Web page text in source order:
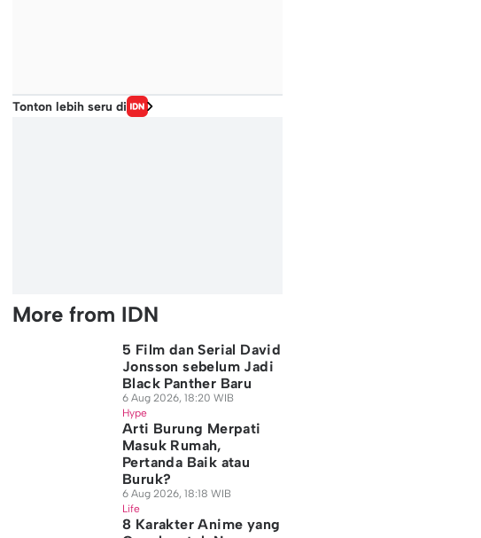
Tonton lebih seru di
More from IDN
5 Film dan Serial David
Jonsson sebelum Jadi
Black Panther Baru
6 Aug 2026, 18:20 WIB
Hype
Arti Burung Merpati
Masuk Rumah,
Pertanda Baik atau
Buruk?
6 Aug 2026, 18:18 WIB
Life
8 Karakter Anime yang